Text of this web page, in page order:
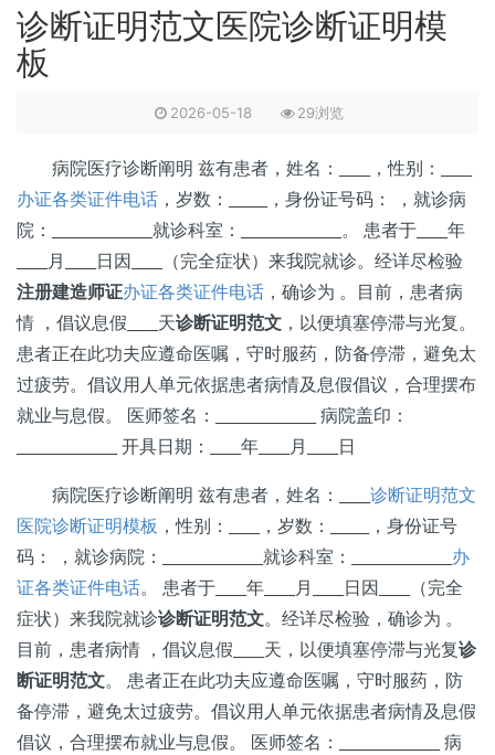
诊断证明范文医院诊断证明模
板
2026-05-18 29浏览
病院医疗诊断阐明 兹有患者，姓名：____，性别：____
办证各类证件电话 ，岁数：_____，身份证号码： ，就诊病
院：_____________就诊科室：_____________。 患者于____年
____月____日因____（完全症状）来我院就诊。经详尽检验
注册建造师证办证各类证件电话 ，确诊为 。目前，患者病
情 ，倡议息假____天诊断证明范文 ，以便填塞停滞与光复。
患者正在此功夫应遵命医嘱，守时服药，防备停滞，避免太
过疲劳。倡议用人单元依据患者病情及息假倡议，合理摆布
就业与息假。 医师签名：_____________ 病院盖印：
_____________ 开具日期：____年____月____日
病院医疗诊断阐明 兹有患者，姓名：____ 诊断证明范文
医院诊断证明模板 ，性别：____，岁数：_____，身份证号
码： ，就诊病院：_____________就诊科室：_____________ 办
证各类证件电话。 患者于____年____月____日因____（完全
症状）来我院就诊诊断证明范文。经详尽检验，确诊为 。
目前，患者病情 ，倡议息假____天，以便填塞停滞与光复诊
断证明范文。 患者正在此功夫应遵命医嘱，守时服药，防
备停滞，避免太过疲劳。倡议用人单元依据患者病情及息假
倡议，合理摆布就业与息假。 医师签名：_____________ 病